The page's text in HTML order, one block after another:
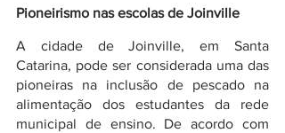
Pioneirismo nas escolas de Joinville
A cidade de Joinville, em Santa
Catarina, pode ser considerada uma das
pioneiras na inclusão de pescado na
alimentação dos estudantes da rede
municipal de ensino. De acordo com